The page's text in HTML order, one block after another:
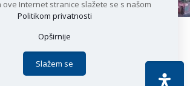
Općina Karlobag | Sva prava pridržana |
Politika privatnosti
Apoc IT
ove Internet stranice slažete se s našom
Politikom privatnosti
Opširnije
Slažem se